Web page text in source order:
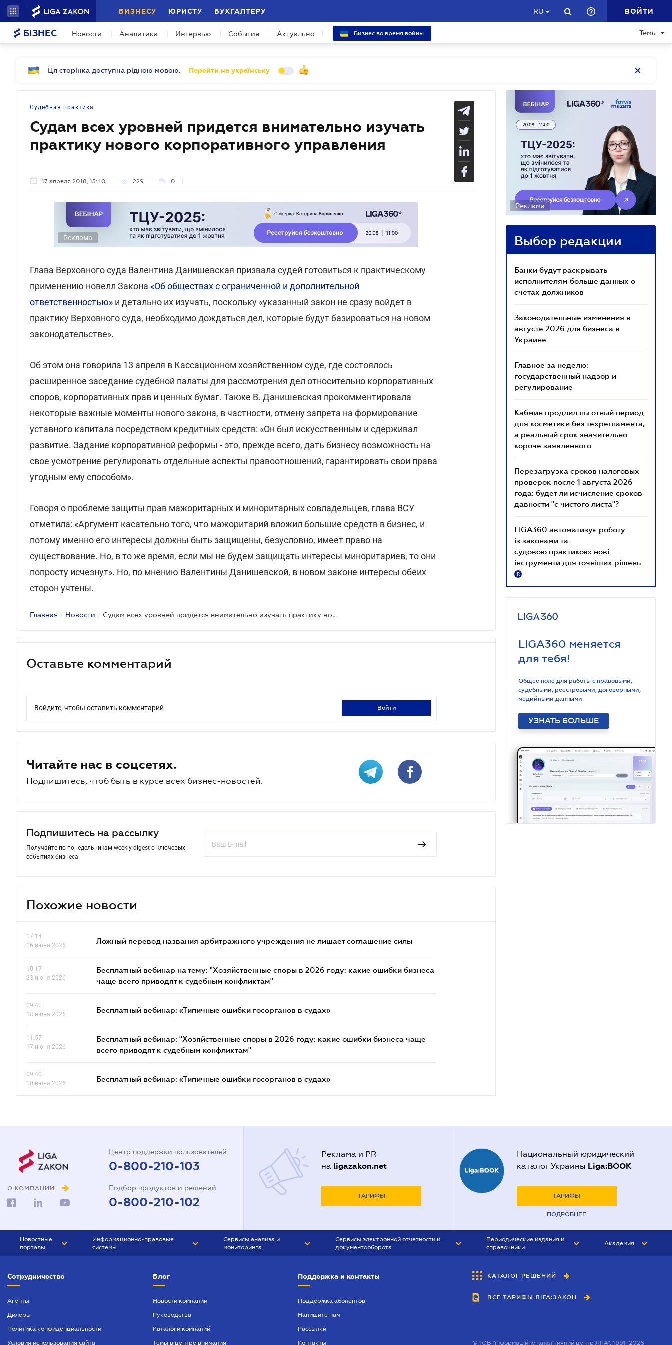
БИЗНЕСУ ЮРИСТУ БУХГАЛТЕРУ RU ВОЙТИ
БІЗНЕС Новости Аналитика Интервью События Актуально Бизнес во время войны Темы
Ця сторінка доступна рідною мовою. Перейти на українську
Судебная практика
Судам всех уровней придется внимательно изучать
практику нового корпоративного управления
17 апреля 2018, 13:40 229 0
Реклама
Глава Верховного суда Валентина Данишевская призвала судей готовиться к практическому
применению новелл Закона «Об обществах с ограниченной и дополнительной
ответственностью» и детально их изучать, поскольку «указанный закон не сразу войдет в
практику Верховного суда, необходимо дождаться дел, которые будут базироваться на новом
законодательстве».
Об этом она говорила 13 апреля в Кассационном хозяйственном суде, где состоялось
расширенное заседание судебной палаты для рассмотрения дел относительно корпоративных
споров, корпоративных прав и ценных бумаг. Также В. Данишевская прокомментировала
некоторые важные моменты нового закона, в частности, отмену запрета на формирование
уставного капитала посредством кредитных средств: «Он был искусственным и сдерживал
развитие. Задание корпоративной реформы - это, прежде всего, дать бизнесу возможность на
свое усмотрение регулировать отдельные аспекты правоотношений, гарантировать свои права
угодным ему способом».
Говоря о проблеме защиты прав мажоритарных и миноритарных совладельцев, глава ВСУ
отметила: «Аргумент касательно того, что мажоритарий вложил большие средств в бизнес, и
потому именно его интересы должны быть защищены, безусловно, имеет право на
существование. Но, в то же время, если мы не будем защищать интересы миноритариев, то они
попросту исчезнут». Но, по мнению Валентины Данишевской, в новом законе интересы обеих
сторон учтены.
Главная / Новости / Судам всех уровней придется внимательно изучать практику нового корпоративного управления
Оставьте комментарий
Войдите, чтобы оставить комментарий войти
Читайте нас в соцсетях.
Подпишитесь, чтоб быть в курсе всех бизнес-новостей.
Подпишитесь на рассылку
Получайте по понедельникам weekly-digest о ключевых
событиях бизнеса
Похожие новости
17.14
26 июня 2026
Ложный перевод названия арбитражного учреждения не лишает соглашение силы
10.17
23 июня 2026
Бесплатный вебинар на тему: "Хозяйственные споры в 2026 году: какие ошибки бизнеса
чаще всего приводят к судебным конфликтам"
09.40
18 июня 2026
Бесплатный вебинар: «Типичные ошибки госорганов в судах»
11.57
17 июня 2026
Бесплатный вебинар: "Хозяйственные споры в 2026 году: какие ошибки бизнеса чаще
всего приводят к судебным конфликтам"
09.40
10 июня 2026
Бесплатный вебинар: «Типичные ошибки госорганов в судах»
Реклама
Выбор редакции
Банки будут раскрывать
исполнителям больше данных о
счетах должников
Законодательные изменения в
августе 2026 для бизнеса в
Украине
Главное за неделю:
государственный надзор и
регулирование
Кабмин продлил льготный период
для косметики без техрегламента,
а реальный срок значительно
короче заявленного
Перезагрузка сроков налоговых
проверок после 1 августа 2026
года: будет ли исчисление сроков
давности "с чистого листа"?
LIGA360 автоматизує роботу
із законами та
судовою практикою: нові
інструменти для точніших рішень
R
LIGA360 меняется
для тебя!
Общее поле для работы с правовыми,
судебными, реестровыми, договорными,
медийными данными.
УЗНАТЬ БОЛЬШЕ
О КОМПАНИИ
Центр поддержки пользователей
0-800-210-103
Подбор продуктов и решений
0-800-210-102
Реклама и PR
на ligazakon.net
ТАРИФЫ
Национальный юридический
каталог Украины Liga:BOOK
ТАРИФЫ
ПОДРОБНЕЕ
Новостные
порталы
БИЗНЕС
Информационно-правовые
системы
БУХГАЛТЕР ПРОФ
ЮРИСТ ПРОФ
Сервисы анализа и
мониторинга
Сервисы электронной отчетности и
документооборота
Периодические издания и
справочники
БУХГАЛТЕР&ЗАКОН
ВЕСТНИК МСФО
Академия
Сотрудничество
Агенты
Дилеры
Политика конфиденциальности
Условия использования сайта
Блог
Новости компании
Руководства
Каталоги компаний
Темы в центре внимания
Поддержка и контакты
Поддержка абонентов
Напишите нам
Рассылки
Контакты
КАТАЛОГ РЕШЕНИЙ
ВСЕ ТАРИФЫ ЛІГА:ЗАКОН
©ТОВ "інформаційно-аналітичний центр ЛІГА", 1991-2026.